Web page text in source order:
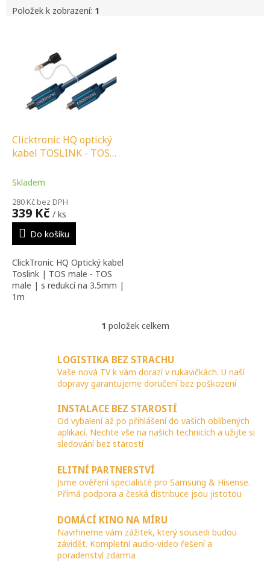
Položek k zobrazení: 1
d
u
Clicktronic HQ optický
kabel TOSLINK - TOS
redukcí na 3.5 MM - 1 M
Skladem
280 Kč bez DPH
339 Kč / ks
Do košíku
ClickTronic HQ Optický kabel
Toslink | TOS male - TOS
male | s redukcí na 3.5mm |
1m
O
l
á
d
a
í
p
r
v
y
v
ý
p
i
s
u
1 položek celkem
LOGISTIKA BEZ STRACHU
Vaše nová TV k vám dorazí v rukavičkách. U naší
dopravy garantujeme doručení bez poškození
INSTALACE BEZ STAROSTÍ
Od vybalení až po přihlášení do vašich oblíbených
aplikací. Nechte vše na našich technicích a užijte si
sledování bez starostí
ELITNÍ PARTNERSTVÍ
Jsme ověření specialisté pro Samsung & Hisense.
Přímá podpora a česká distribuce jsou jistotou
DOMÁCÍ KINO NA MÍRU
Navrhneme vám zážitek, který sousedi budou
závidět. Kompletní audio-video řešení a
poradenství zdarma